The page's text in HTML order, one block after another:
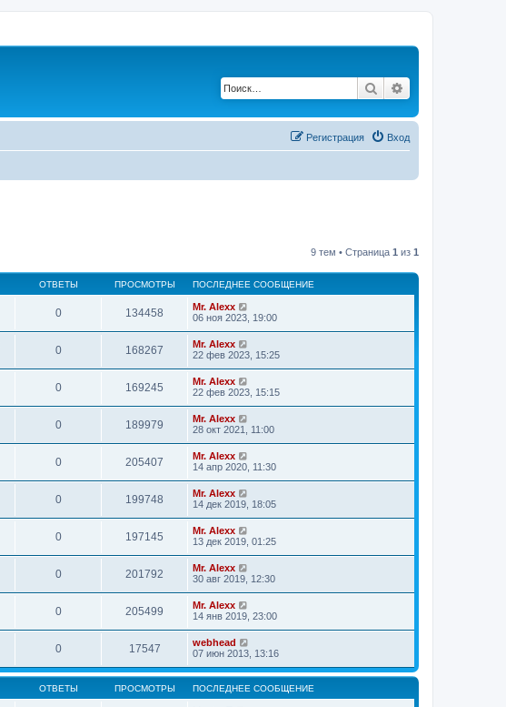
Поиск
Вход
Регистрация
9 тем • Страница 1 из 1
ОТВЕТЫ ПРОСМОТРЫ ПОСЛЕДНЕЕ СООБЩЕНИЕ
0 134458
Mr. Alexx
06 ноя 2023, 19:00
0 168267
Mr. Alexx
22 фев 2023, 15:25
0 169245
Mr. Alexx
22 фев 2023, 15:15
0 189979
Mr. Alexx
28 окт 2021, 11:00
0 205407
Mr. Alexx
14 апр 2020, 11:30
0 199748
Mr. Alexx
14 дек 2019, 18:05
0 197145
Mr. Alexx
13 дек 2019, 01:25
0 201792
Mr. Alexx
30 авг 2019, 12:30
0 205499
Mr. Alexx
14 янв 2019, 23:00
0 17547
webhead
07 июн 2013, 13:16
ОТВЕТЫ ПРОСМОТРЫ ПОСЛЕДНЕЕ СООБЩЕНИЕ